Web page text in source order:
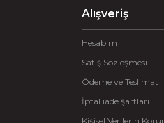
Alışveriş
Hesabım
Satış Sözleşmesi
Ödeme ve Teslimat
İptal iade şartları
Kişisel Verilerin